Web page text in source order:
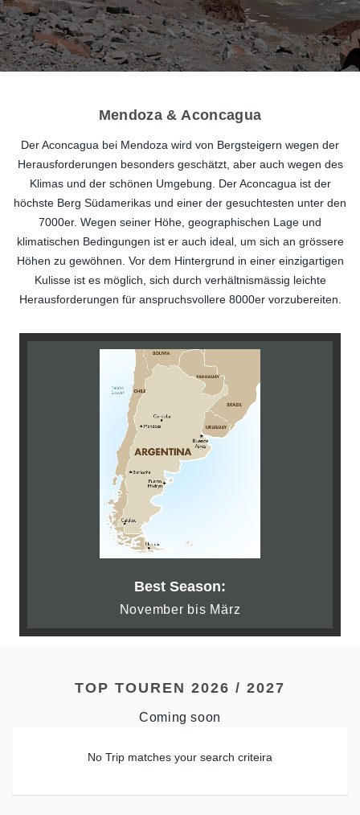
Mendoza & Aconcagua
Der Aconcagua bei Mendoza wird von Bergsteigern wegen der
Herausforderungen besonders geschätzt, aber auch wegen des
Klimas und der schönen Umgebung. Der Aconcagua ist der
höchste Berg Südamerikas und einer der gesuchtesten unter den
7000er. Wegen seiner Höhe, geographischen Lage und
klimatischen Bedingungen ist er auch ideal, um sich an grössere
Höhen zu gewöhnen. Vor dem Hintergrund in einer einzigartigen
Kulisse ist es möglich, sich durch verhältnismässig leichte
Herausforderungen für anspruchsvollere 8000er vorzubereiten.
Best Season:
November bis März
TOP TOUREN 2026 / 2027
Coming soon
No Trip matches your search criteira